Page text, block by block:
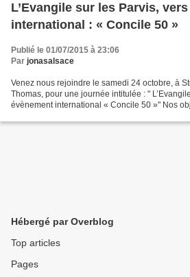
L’Evangile sur les Parvis,
international : « Concile 50 »
Publié le 01/07/2015 à 23:06
Par jonasalsace
Venez nous rejoindre le samedi 24 octobre, à
Thomas, pour une journée intitulée : "
évènement international « Concile 50 »" Nos
Hébergé par Overblog
Top articles
Pages